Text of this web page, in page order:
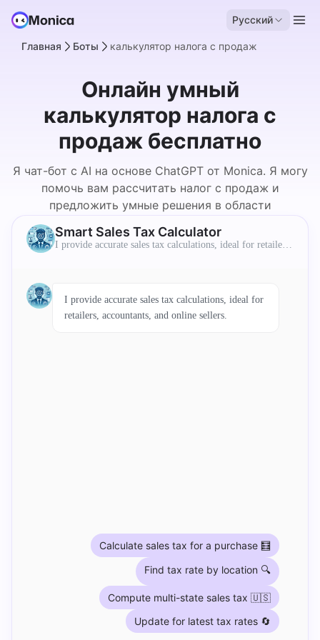
Русский
Главная Боты калькулятор налога с продаж
Онлайн умный
калькулятор налога с
продаж бесплатно
Я чат-бот с AI на основе ChatGPT от Monica. Я могу
помочь вам рассчитать налог с продаж и
предложить умные решения в области
Smart Sales Tax Calculator
I provide accurate sales tax calculations, ideal for retailers,
I provide accurate sales tax calculations, ideal for
retailers, accountants, and online sellers.
Calculate sales tax for a purchase 🧮
Find tax rate by location 🔍
Compute multi-state sales tax 🇺🇸
Update for latest tax rates 🔄